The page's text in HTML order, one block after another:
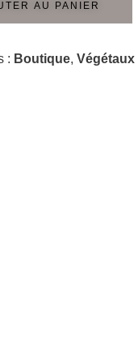
AU PANIER
: Boutique,